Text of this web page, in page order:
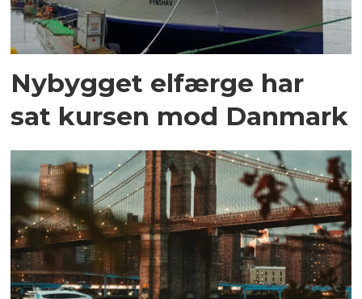
Nybygget elfærge har
sat kursen mod Danmark